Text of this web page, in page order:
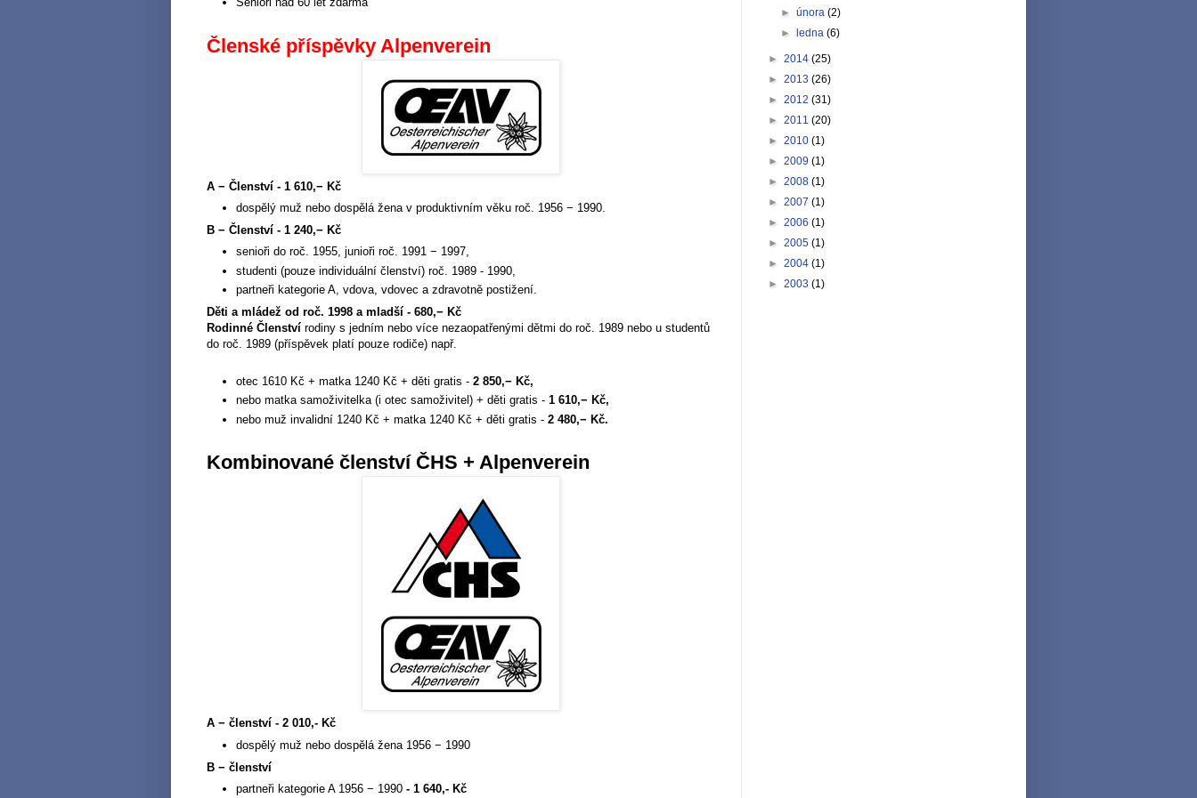
Členské příspěvky Alpenverein
A − Členství - 1 610,− Kč
dospělý muž nebo dospělá žena v produktivním věku roč. 1956 − 1990.
B − Členství - 1 240,− Kč
senioři do roč. 1955, junioři roč. 1991 − 1997,
studenti (pouze individuální členství) roč. 1989 - 1990,
partneři kategorie A, vdova, vdovec a zdravotně postižení.
Děti a mládež od roč. 1998 a mladší - 680,− Kč
Rodinné Členství rodiny s jedním nebo více nezaopatřenými dětmi do roč. 1989 nebo u studentů
do roč. 1989 (příspěvek platí pouze rodiče) např.
otec 1610 Kč + matka 1240 Kč + děti gratis - 2 850,− Kč,
nebo matka samoživitelka (i otec samoživitel) + děti gratis - 1 610,− Kč,
nebo muž invalidní 1240 Kč + matka 1240 Kč + děti gratis - 2 480,− Kč.
Kombinované členství ČHS + Alpenverein
A − členství - 2 010,- Kč
dospělý muž nebo dospělá žena 1956 − 1990
B − členství
partneři kategorie A 1956 − 1990 - 1 640,- Kč
►února(2)
►ledna(6)
► 2014 (25)
► 2013 (26)
► 2012 (31)
► 2011 (20)
► 2010 (1)
► 2009 (1)
► 2008 (1)
► 2007 (1)
► 2006 (1)
► 2005 (1)
► 2004 (1)
► 2003 (1)